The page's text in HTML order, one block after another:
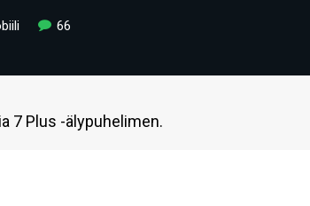
66
7 Plus -älypuhelimen.